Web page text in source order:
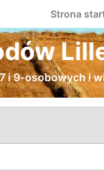
Strona
9-osobowych i